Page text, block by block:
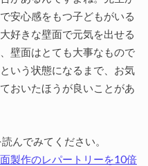
安心感をもつ子どもがいる
好きな壁面で元気を出せる
壁面はとても大事なもので
いう状態になるまで、お気
おいたほうが良いことがあ
んでみてください。
製作のレパートリーを10倍